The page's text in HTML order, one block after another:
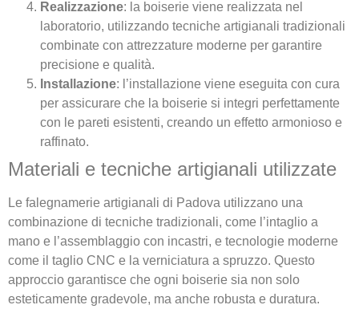
Realizzazione: la boiserie viene realizzata nel
laboratorio, utilizzando tecniche artigianali tradizionali
combinate con attrezzature moderne per garantire
precisione e qualità.
Installazione: l’installazione viene eseguita con cura
per assicurare che la boiserie si integri perfettamente
con le pareti esistenti, creando un effetto armonioso e
raffinato.
Materiali e tecniche artigianali utilizzate
Le falegnamerie artigianali di Padova utilizzano una
combinazione di tecniche tradizionali, come l’intaglio a
mano e l’assemblaggio con incastri, e tecnologie moderne
come il taglio CNC e la verniciatura a spruzzo. Questo
approccio garantisce che ogni boiserie sia non solo
esteticamente gradevole, ma anche robusta e duratura.